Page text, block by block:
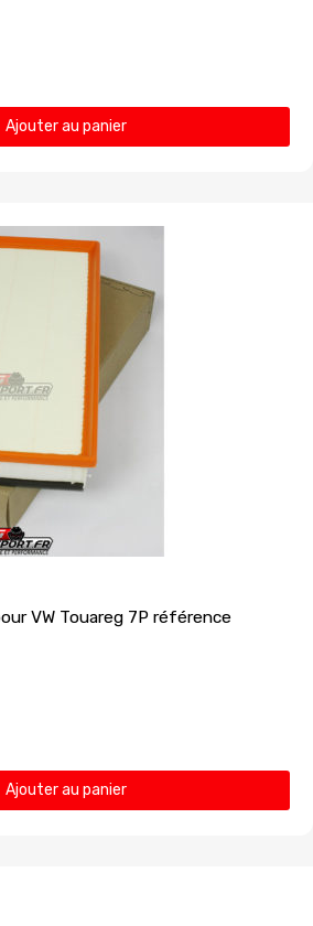
Ajouter au panier
VW Touareg 7P référence
Ajouter au panier